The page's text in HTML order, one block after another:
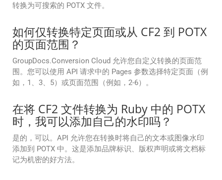
转换为可搜索的 POTX 文件。
如何仅转换特定页面或从 CF2 到 POTX
的页面范围？
GroupDocs.Conversion Cloud 允许您自定义转换的页面范
围。您可以使用 API 请求中的 Pages 参数选择特定页面（例
如，1、3、5）或页面范围（例如，2-6）。
在将 CF2 文件转换为 Ruby 中的 POTX
时，我可以添加自己的水印吗？
是的，可以。API 允许您在转换时将自己的文本或图像水印
添加到 POTX 中。这是添加品牌标识、版权声明或将文档标
记为机密的好方法。